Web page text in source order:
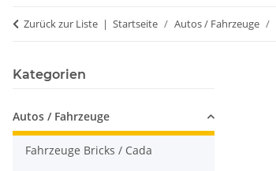
Zurück zur Liste Startseite Autos / Fahrzeuge
Kategorien
Autos / Fahrzeuge
Fahrzeuge Bricks / Cada